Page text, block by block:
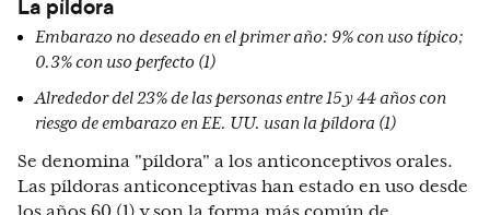
La píldora
Embarazo no deseado en el primer año: 9% con uso típico;
0.3% con uso perfecto (1)
Alrededor del 23% de las personas entre 15 y 44 años con
riesgo de embarazo en EE. UU. usan la píldora (1)
Se denomina "píldora" a los anticonceptivos orales.
Las píldoras anticonceptivas han estado en uso desde